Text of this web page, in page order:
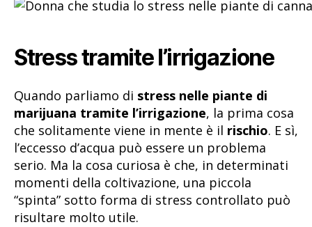
Stress tramite l’irrigazione
Quando parliamo di stress nelle piante di
marijuana tramite l’irrigazione, la prima cosa
che solitamente viene in mente è il rischio. E sì,
l’eccesso d’acqua può essere un problema
serio. Ma la cosa curiosa è che, in determinati
momenti della coltivazione, una piccola
“spinta” sotto forma di stress controllato può
risultare molto utile.